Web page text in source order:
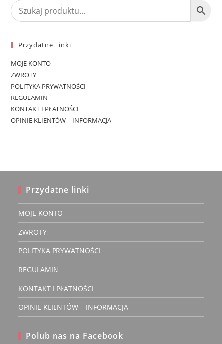
Przydatne Linki
MOJE KONTO
ZWROTY
POLITYKA PRYWATNOŚCI
REGULAMIN
KONTAKT I PŁATNOŚCI
OPINIE KLIENTÓW – INFORMACJA
Przydatne linki
MOJE KONTO
ZWROTY
POLITYKA PRYWATNOŚCI
REGULAMIN
KONTAKT I PŁATNOŚCI
OPINIE KLIENTÓW – INFORMACJA
Polub nas na Facebook